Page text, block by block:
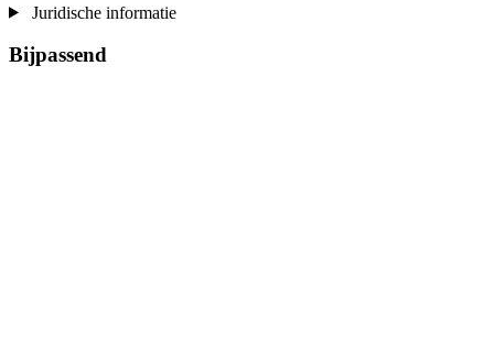
Juridische informatie
Bijpassend